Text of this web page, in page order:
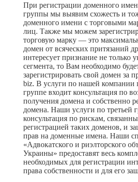
При регистрации доменного
группы мы выявим схожесть и
доменного имени с торговыми
лиц. Также мы можем
торговую марку — это
домен от всяческих притязаний
интересует признание не только
сегмента, то Вам необходимо
зарегистрировать свой домен за
biz. В услуги по нашей компании
группе входит консультация по
получения домена и собственно
домена. Наши услуги по третьей
консультация по рискам,
регистрацией таких доменов, и
прав на доменные имена. Наши
«Адвокатского и риэлторского
Украины» предоставят весь
необходимых для регистрации
права собственности и для его